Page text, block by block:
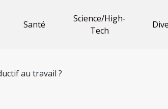
Santé
Science/High-
Tech
au travail ?